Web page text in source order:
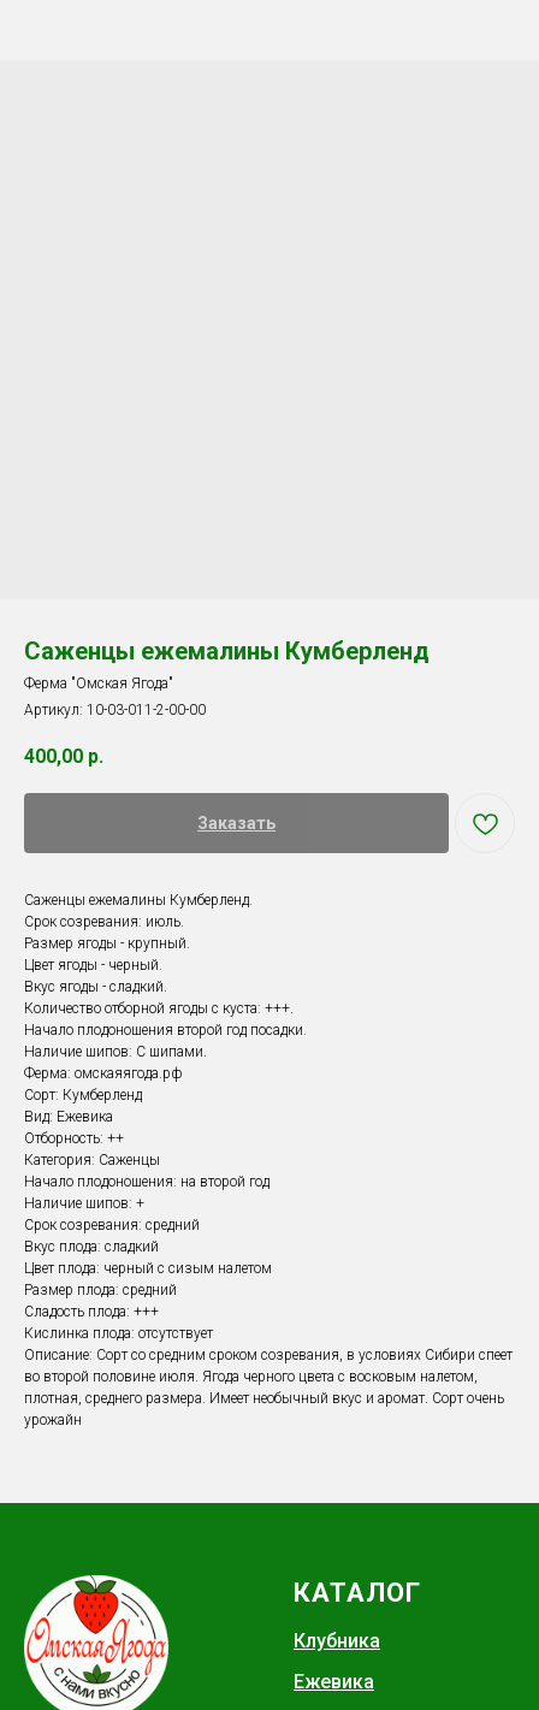
Саженцы ежемалины Кумберленд
Ферма "Омская Ягода"
Артикул: 10-03-011-2-00-00
400,00 р.
Заказать
Саженцы ежемалины Кумберленд.
Срок созревания: июль.
Размер ягоды - крупный.
Цвет ягоды - черный.
Вкус ягоды - сладкий.
Количество отборной ягоды с куста: +++.
Начало плодоношения второй год посадки.
Наличие шипов: С шипами.
Ферма: омскаяягода.рф
Сорт: Кумберленд
Вид: Ежевика
Отборность: ++
Категория: Саженцы
Начало плодоношения: на второй год
Наличие шипов: +
Срок созревания: средний
Вкус плода: сладкий
Цвет плода: черный с сизым налетом
Размер плода: средний
Сладость плода: +++
Кислинка плода: отсутствует
Описание: Сорт со средним сроком созревания, в условиях Сибири спеет
во второй половине июля. Ягода черного цвета с восковым налетом,
плотная, среднего размера. Имеет необычный вкус и аромат. Сорт очень
урожайн
КАТАЛОГ
Клубника
Ежевика